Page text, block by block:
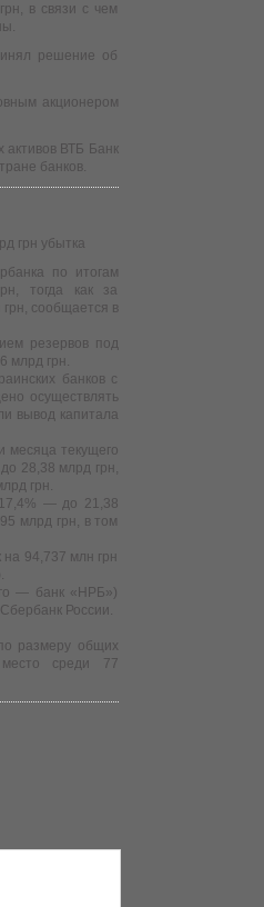
в связи с чем
решение об
акционером
активов ВТБ Банк
банков.
грн убытка
по итогам
тогда как за
сообщается в
резервов под
млрд грн.
банков с
осуществлять
вывод капитала
месяца текущего
28,38 млрд грн,
грн.
17,4% — до 21,38
млрд грн, в том
94,737 млн грн
— банк «НРБ»)
России.
размеру общих
среди 77